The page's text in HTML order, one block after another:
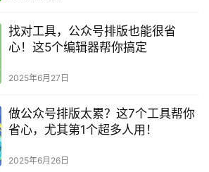
找对工具，公众号排版也能很省
心！这5个编辑器帮你搞定
2025年6月27日
做公众号排版太累？这7个工具帮你
省心，尤其第1个超多人用！
2025年6月26日